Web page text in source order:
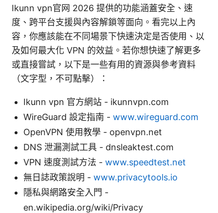
Ikunn vpn官网 2026 提供的功能涵蓋安全、速
度、跨平台支援與內容解鎖等面向。看完以上內
容，你應該能在不同場景下快速決定是否使用、以
及如何最大化 VPN 的效益。若你想快速了解更多
或直接嘗試，以下是一些有用的資源與參考資料
（文字型，不可點擊）：
Ikunn vpn 官方網站 - ikunnvpn.com
WireGuard 設定指南 - www.wireguard.com
OpenVPN 使用教學 - openvpn.net
DNS 泄漏測試工具 - dnsleaktest.com
VPN 速度測試方法 - www.speedtest.net
無日誌政策說明 - www.privacytools.io
隱私與網路安全入門 -
en.wikipedia.org/wiki/Privacy